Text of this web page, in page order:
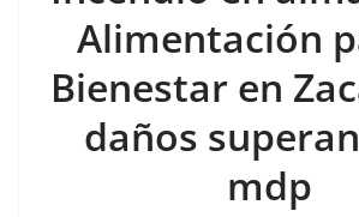
b
o
o
k
A
p
p
Li
n
k
a
Alimentación
Bienestar en
daños
mdp